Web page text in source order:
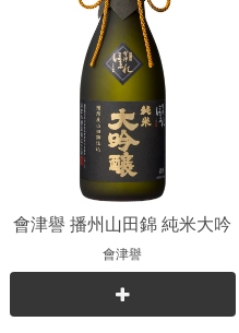
會津譽 播州山田錦 純米大吟
釀
會津譽